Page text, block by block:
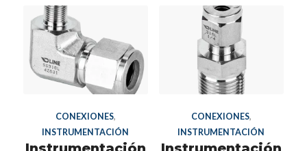
CONEXIONES,
INSTRUMENTACIÓN
CONEXIONES,
INSTRUMENTACIÓN